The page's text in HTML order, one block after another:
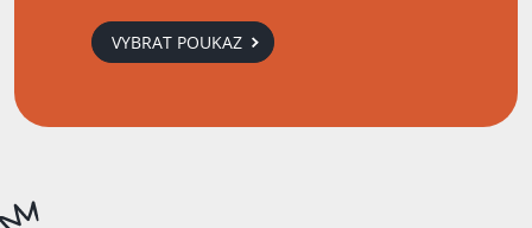
VYBRAT POUKAZ